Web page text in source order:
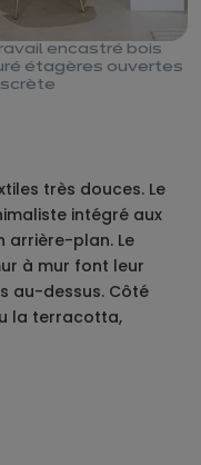
encastré bois
étagères ouvertes
très douces. Le
intégré aux
arrière-plan. Le
à mur font leur
au-dessus. Côté
la terracotta,